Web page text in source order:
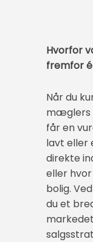
Hvorfor
fremfor
Når du
mæglers
får en
lavt eller
direkte
eller
bolig.
du et